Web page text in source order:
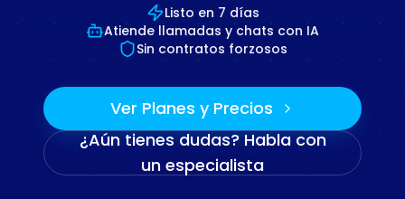
Listo en 7 días
Atiende llamadas y chats con IA
Sin contratos forzosos
Ver Planes y Precios
¿Aún tienes dudas? Habla con
un especialista